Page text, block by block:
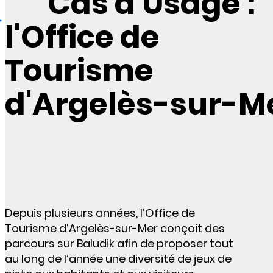
l'Office de
Tourisme
d'Argelès-sur-
Depuis plusieurs années, l’Office de
Tourisme d’Argelès-sur-Mer conçoit des
parcours sur Baludik afin de proposer tout
au long de l’année une diversité de jeux de